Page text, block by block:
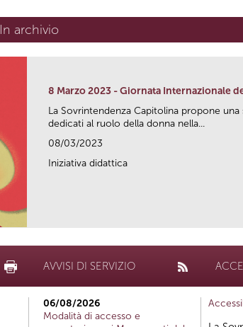
In archivio
8 Marzo 2023 - Giornata Internazionale
La Sovrintendenza Capitolina propone
dedicati al ruolo della donna nella...
08/03/2023
Iniziativa didattica
AVVISI DI SERVIZIO
06/08/2026
Modalità di accesso e